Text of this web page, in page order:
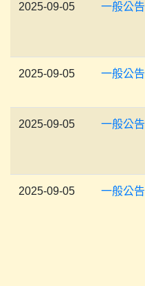
2025-09-05 一般公告
2025-09-05 一般公告
2025-09-05 一般公告
2025-09-05 一般公告